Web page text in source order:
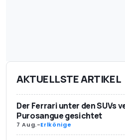
AKTUELLSTE ARTIKEL
Der Ferrari unter den SUVs
Purosangue gesichtet
7 Aug.-Erlkönige